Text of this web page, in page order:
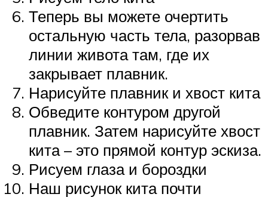
Теперь вы можете очертить
остальную часть тела, разорвав
линии живота там, где их
закрывает плавник.
Нарисуйте плавник и хвост кита
Обведите контуром другой
плавник. Затем нарисуйте хвост
кита – это прямой контур эскиза.
Рисуем глаза и бороздки
Наш рисунок кита почти